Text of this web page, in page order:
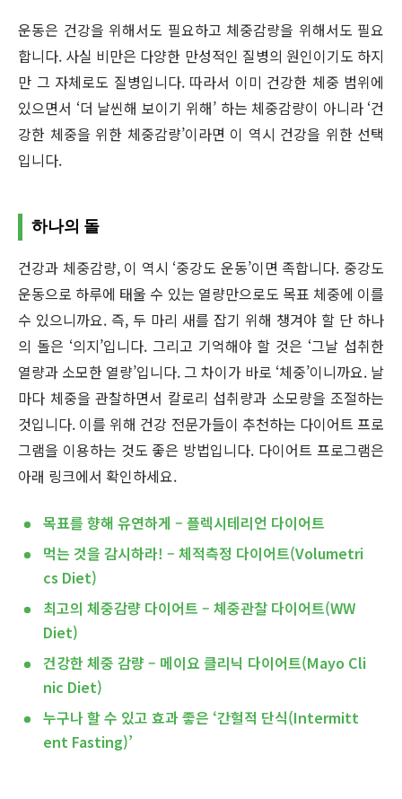
운동은 건강을 위해서도 필요하고 체중감량을 위해서도 필요
합니다. 사실 비만은 다양한 만성적인 질병의 원인이기도 하지
만 그 자체로도 질병입니다. 따라서 이미 건강한 체중 범위에
있으면서 ‘더 날씬해 보이기 위해’ 하는 체중감량이 아니라 ‘건
강한 체중을 위한 체중감량’이라면 이 역시 건강을 위한 선택
입니다.
하나의 돌
건강과 체중감량, 이 역시 ‘중강도 운동’이면 족합니다. 중강도
운동으로 하루에 태울 수 있는 열량만으로도 목표 체중에 이를
수 있으니까요. 즉, 두 마리 새를 잡기 위해 챙겨야 할 단 하나
의 돌은 ‘의지’입니다. 그리고 기억해야 할 것은 ‘그날 섭취한
열량과 소모한 열량’입니다. 그 차이가 바로 ‘체중’이니까요. 날
마다 체중을 관찰하면서 칼로리 섭취량과 소모량을 조절하는
것입니다. 이를 위해 건강 전문가들이 추천하는 다이어트 프로
그램을 이용하는 것도 좋은 방법입니다. 다이어트 프로그램은
아래 링크에서 확인하세요.
목표를 향해 유연하게 – 플렉시테리언 다이어트
먹는 것을 감시하라! – 체적측정 다이어트(Volumetri
cs Diet)
최고의 체중감량 다이어트 – 체중관찰 다이어트(WW
Diet)
건강한 체중 감량 – 메이요 클리닉 다이어트(Mayo Cli
nic Diet)
누구나 할 수 있고 효과 좋은 ‘간헐적 단식(Intermitt
ent Fasting)’